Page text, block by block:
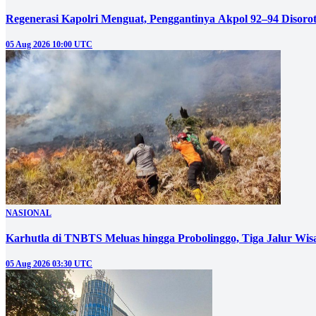
Regenerasi Kapolri Menguat, Penggantinya Akpol 92–94 Disorot
05 Aug 2026 10:00 UTC
NASIONAL
05 Aug 2026 03:30 UTC